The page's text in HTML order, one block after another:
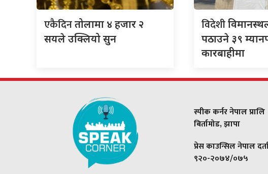
एकैदिनतोलामा ४ हजार २
सयले उक्लियो सुन
विदेशी
पठाउने ३९
कारबाहीमा
स्पीक कर्नर नेपाल प्रालि
बिर्तामोड, झापा
प्रेस काउन्सिल नेपाल
९२०-२०७४/०७५